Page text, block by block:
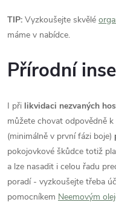
TIP: Vyzkoušejte skvělé
máme v nabídce.
Přírodní
I při likvidaci nezvaných
můžete chovat odpovědně
(minimálně v první fázi boje)
pokojovkové škůdce totiž
a lze nasadit i celou řadu
poradí - vyzkoušejte třeba
pomocníkem Neemovým